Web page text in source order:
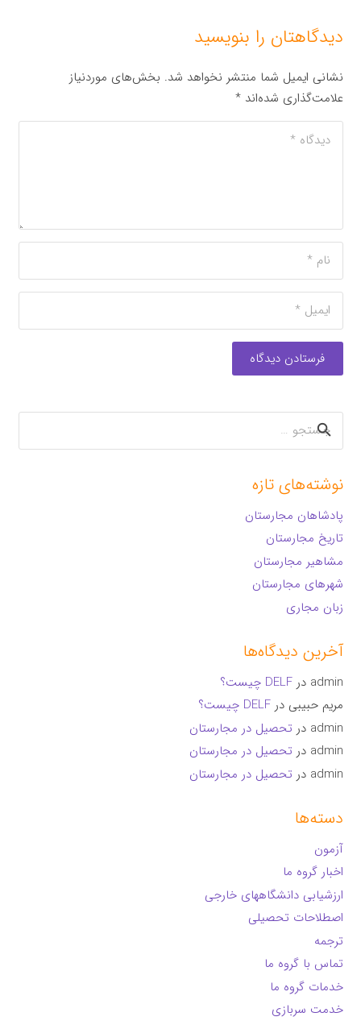
دیدگاهتان را بنویسید
نشانی ایمیل شما منتشر نخواهد شد. بخش‌های موردنیاز
علامت‌گذاری شده‌اند*
فرستادن دیدگاه
جستجو
برای:
نوشته‌های تازه
پادشاهان مجارستان
تاریخ مجارستان
مشاهیر مجارستان
شهرهای مجارستان
زبان مجاری
آخرین دیدگاه‌ها
admin درDELF چیست؟
مریم حبیبی درDELF چیست؟
admin در تحصیل در مجارستان
admin در تحصیل در مجارستان
admin در تحصیل در مجارستان
دسته‌ها
آزمون
اخبار گروه ما
ارزشیابی دانشگاههای خارجی
اصطلاحات تحصیلی
ترجمه
تماس با گروه ما
خدمات گروه ما
خدمت سربازی